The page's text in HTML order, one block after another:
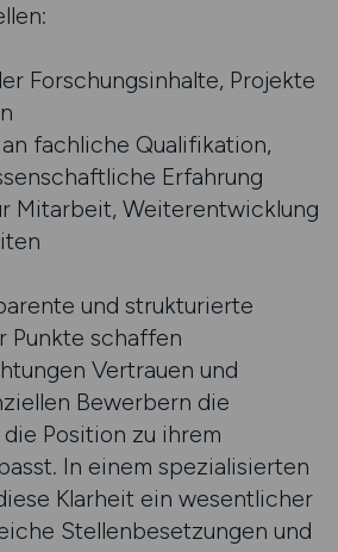
Forschungsinhalte, Projekte
fachliche Qualifikation,
Erfahrung
Mitarbeit, Weiterentwicklung
und strukturierte
Punkte schaffen
Vertrauen und
Bewerbern die
Position zu ihrem
In einem spezialisierten
Klarheit ein wesentlicher
Stellenbesetzungen und